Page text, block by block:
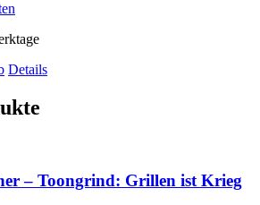
Details
– Toongrind: Grillen ist Krieg